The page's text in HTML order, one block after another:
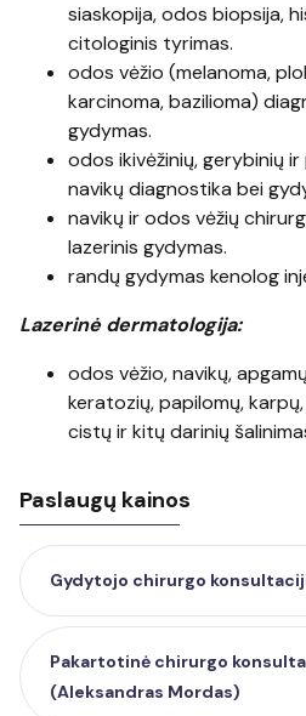
siaskopija, odos biopsija,
citologinis tyrimas.
odos vėžio (melanoma,
karcinoma, bazilioma)
gydymas.
odos ikivėžinių, gerybinių
navikų diagnostika bei
navikų ir odos vėžių
lazerinis gydymas.
randų gydymas kenolog
Lazerinė dermatologija:
odos vėžio, navikų,
keratozių, papilomų,
cistų ir kitų darinių
Paslaugų kainos
Gydytojo chirurgo
Pakartotinė chirurgo
(Aleksandras Mordas)